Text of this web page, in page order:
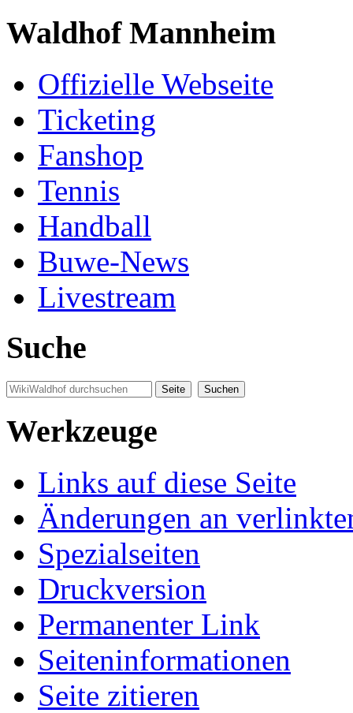
Waldhof Mannheim
Offizielle Webseite
Ticketing
Fanshop
Tennis
Handball
Buwe-News
Livestream
Suche
Werkzeuge
Links auf diese Seite
Änderungen an
Spezialseiten
Druckversion
Permanenter Link
Seiten­informationen
Seite zitieren